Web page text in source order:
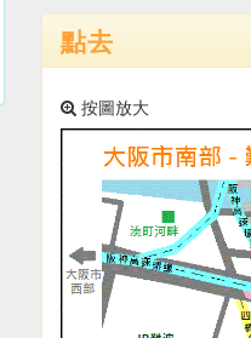
點去
按圖放大